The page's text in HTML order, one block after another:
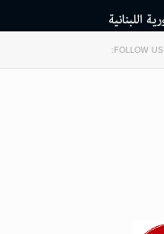
FOLLOW US: